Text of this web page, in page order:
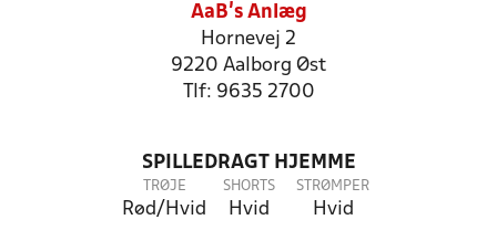
AaB's Anlæg
Hornevej 2
9220 Aalborg Øst
Tlf: 9635 2700
SPILLEDRAGT HJEMME
TRØJE
Rød/Hvid
SHORTS
Hvid
STRØMPER
Hvid